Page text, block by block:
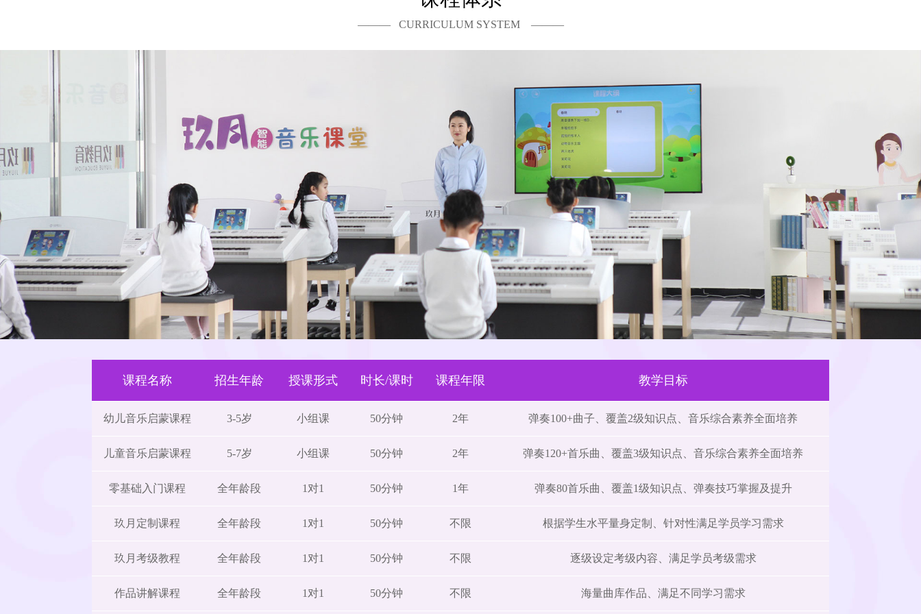
——— CURRICULUM SYSTEM ———
课程名称
幼儿音乐启蒙课程
儿童音乐启蒙课程
零基础入门课程
玖月定制课程
玖月考级教程
作品讲解课程
招生年龄
3-5岁
5-7岁
全年龄段
全年龄段
全年龄段
全年龄段
授课形式
小组课
小组课
1对1
1对1
1对1
1对1
时长/课时
50分钟
50分钟
50分钟
50分钟
50分钟
50分钟
课程年限
2年
2年
1年
不限
不限
不限
教学目标
弹奏100+曲子、覆盖2级知识点、音乐综合素养全面培养
弹奏120+首乐曲、覆盖3级知识点、音乐综合素养全面培养
弹奏80首乐曲、覆盖1级知识点、弹奏技巧掌握及提升
根据学生水平量身定制、针对性满足学员学习需求
逐级设定考级内容、满足学员考级需求
海量曲库作品、满足不同学习需求